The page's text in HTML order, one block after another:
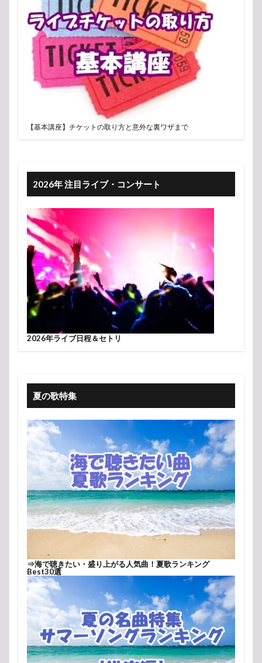
【基本講座】チケットの取り方と意外な裏ワザまで
2026年 注目ライブ・コンサート
2026年ライブ日程＆セトリ
夏の歌特集
⇒海で聴きたい・盛り上がる人気曲！夏歌ランキング
Best30選